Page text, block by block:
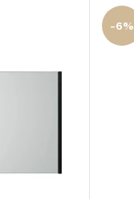
-6%